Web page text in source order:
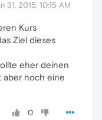
31, 2015, 10:15 AM
Kurs
Ziel dieses
eher deinen
aber noch eine
0